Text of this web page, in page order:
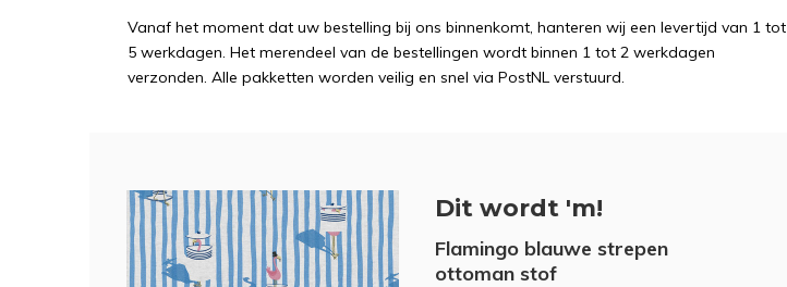
Vanaf het moment dat uw bestelling bij ons binnenkomt, hanteren wij een levertijd van 1 tot
5 werkdagen. Het merendeel van de bestellingen wordt binnen 1 tot 2 werkdagen
verzonden. Alle pakketten worden veilig en snel via PostNL verstuurd.
Dit wordt 'm!
Flamingo blauwe strepen
ottoman stof